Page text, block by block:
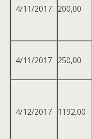
4/11/2017 200,00
4/11/2017 250,00
4/12/2017 1192,00